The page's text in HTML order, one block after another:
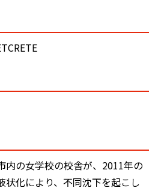
内の女学校の校舎が、2011年の
状化により、不同沈下を起こし